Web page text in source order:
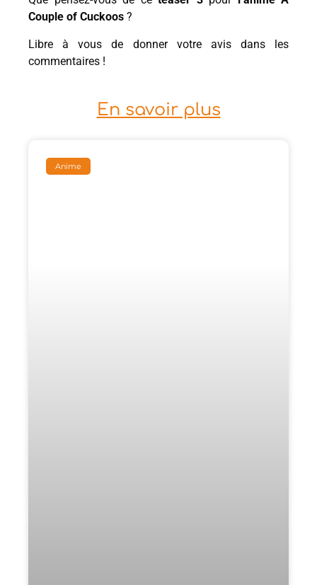
Couple of Cuckoos ?
Libre à vous de donner votre avis dans les
commentaires !
En savoir plus
Anime